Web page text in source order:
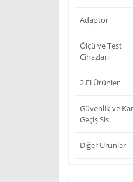
Adaptör
Ölçü ve Test
Cihazları
2.El Ürünler
Güvenlik ve
Geçiş Sis.
Diğer Ürünler